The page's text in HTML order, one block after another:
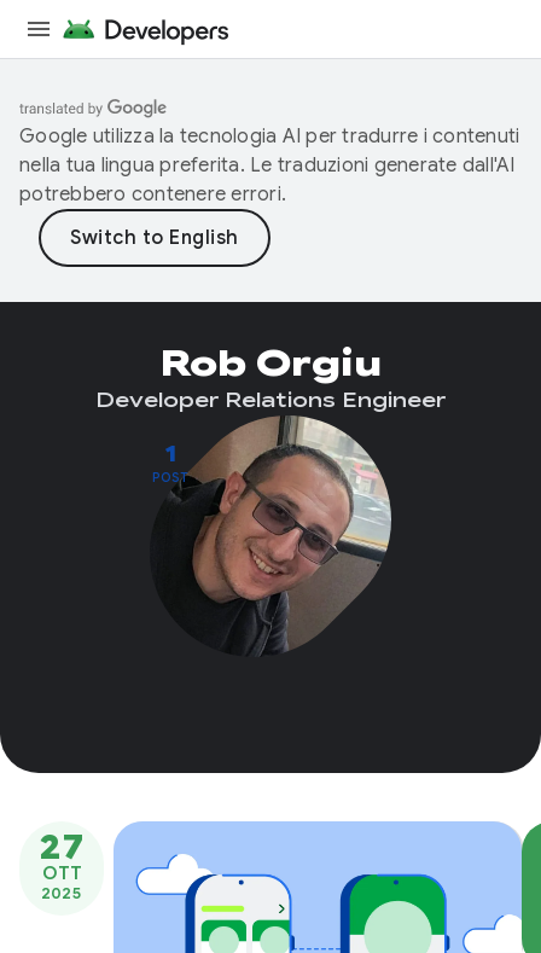
Google utilizza la tecnologia AI per tradurre i contenuti
nella tua lingua preferita. Le traduzioni generate dall'AI
potrebbero contenere errori.
1
POST
Rob Orgiu
Developer Relations Engineer
27
OTT
2025